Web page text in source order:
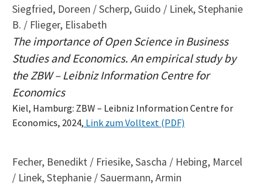
Siegfried, Doreen / Scherp, Guido / Linek, Stephanie
B. / Flieger, Elisabeth
The importance of Open Science in Business
Studies and Economics. An empirical study by
the ZBW – Leibniz Information Centre for
Economics
Kiel, Hamburg: ZBW – Leibniz Information Centre for
Economics, 2024, Link zum Volltext (PDF)
Fecher, Benedikt / Friesike, Sascha / Hebing, Marcel
/ Linek, Stephanie / Sauermann, Armin